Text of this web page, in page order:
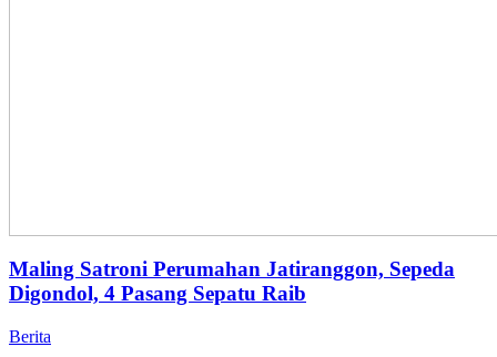
Maling Satroni Perumahan Jatiranggon, Sepeda
Digondol, 4 Pasang Sepatu Raib
Berita